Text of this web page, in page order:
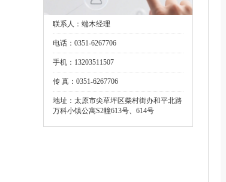
联系人：端木经理
电话：0351-6267706
手机：13203511507
传 真：0351-6267706
地址：太原市尖草坪区柴村街办和平北路
万科小镇公寓S2幢613号、614号